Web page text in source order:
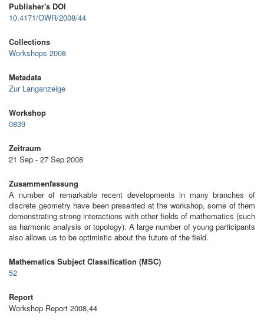
Publisher's DOI
10.4171/OWR/2008/44
Collections
Workshops 2008
Metadata
Zur Langanzeige
Workshop
0839
Zeitraum
21 Sep - 27 Sep 2008
Zusammenfassung
A number of remarkable recent developments in many branches of
discrete geometry have been presented at the workshop, some of them
demonstrating strong interactions with other fields of mathematics (such
as harmonic analysis or topology). A large number of young participants
also allows us to be optimistic about the future of the field.
Mathematics Subject Classification (MSC)
52
Report
Workshop Report 2008,44